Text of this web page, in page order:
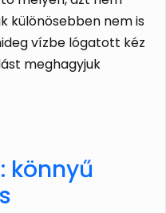
különösebben nem is
vízbe lógatott kéz
meghagyjuk
könnyű